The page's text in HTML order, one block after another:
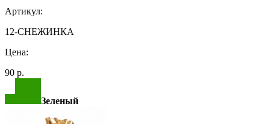
Артикул:
12-СНЕЖИНКА
Цена:
90 р.
Зеленый